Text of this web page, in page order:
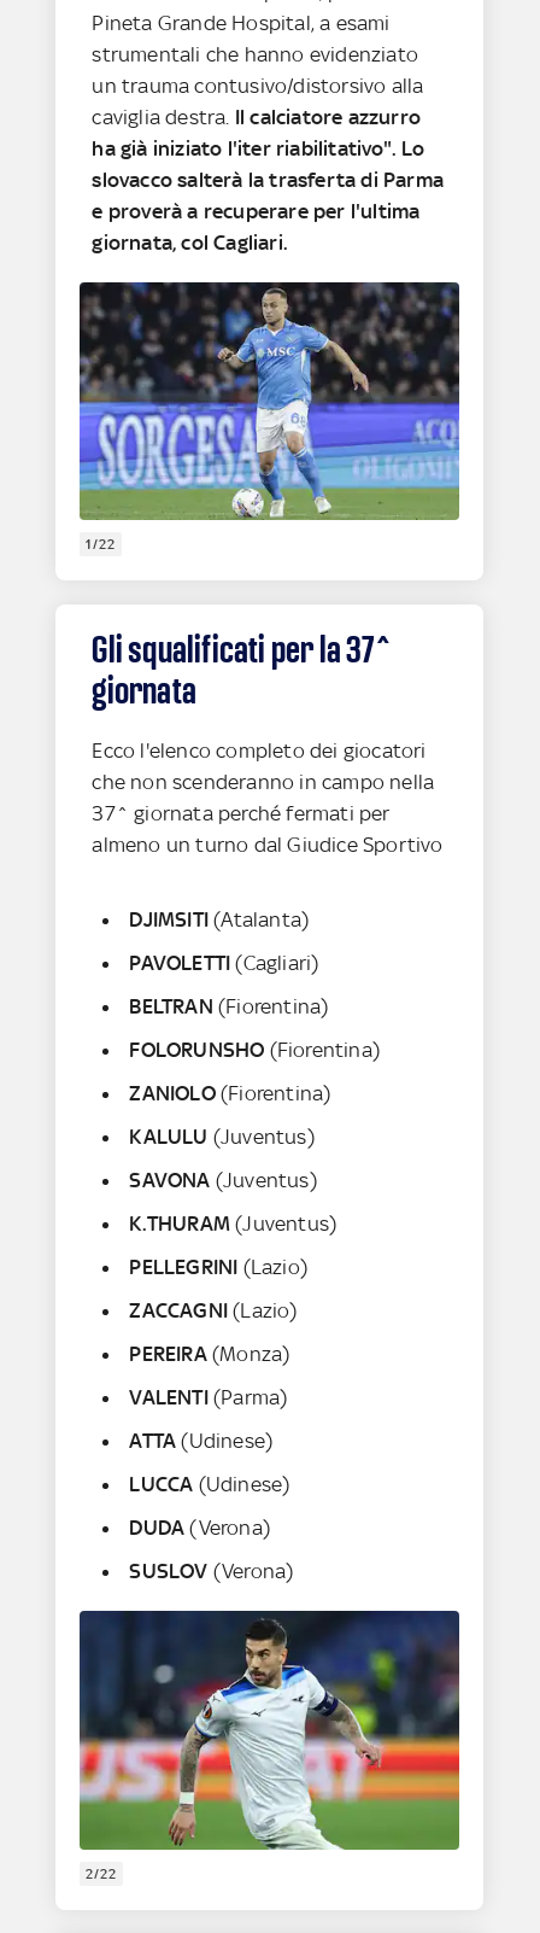
Pineta Grande Hospital, a esami
strumentali che hanno evidenziato
un trauma contusivo/distorsivo alla
caviglia destra. Il calciatore azzurro
ha già iniziato l'iter riabilitativo". Lo
slovacco salterà la trasferta di Parma
e proverà a recuperare per l'ultima
giornata, col Cagliari.
1/22
Gli squalificati per la 37^
giornata
Ecco l'elenco completo dei giocatori
che non scenderanno in campo nella
37^ giornata perché fermati per
almeno un turno dal Giudice Sportivo
DJIMSITI(Atalanta)
PAVOLETTI(Cagliari)
BELTRAN (Fiorentina)
FOLORUNSHO (Fiorentina)
ZANIOLO(Fiorentina)
KALULU (Juventus)
SAVONA (Juventus)
K.THURAM(Juventus)
PELLEGRINI (Lazio)
ZACCAGNI (Lazio)
PEREIRA(Monza)
VALENTI(Parma)
ATTA (Udinese)
LUCCA (Udinese)
DUDA (Verona)
SUSLOV (Verona)
2/22